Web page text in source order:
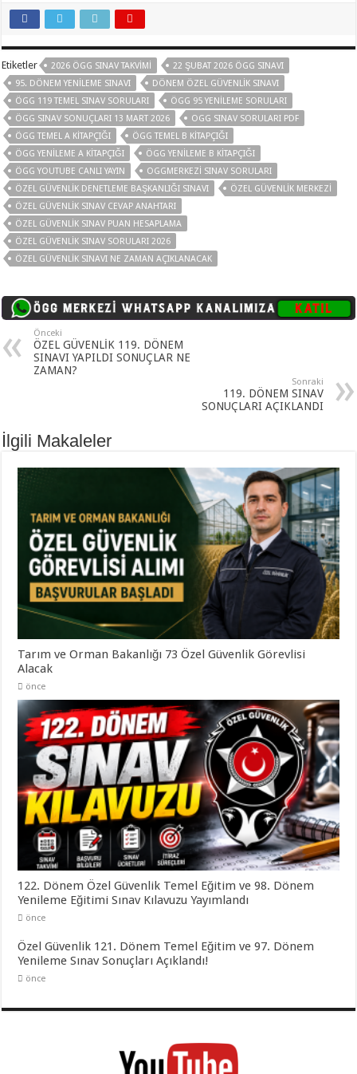
Etiketler 2026 ÖGG SINAV TAKVIMI
22 ŞUBAT 2026 ÖGG SINAVI
95. DÖNEM YENILEME SINAVI
DÖNEM ÖZEL GÜVENLIK SINAVI
ÖGG 119 TEMEL SINAV SORULARI
ÖGG 95 YENILEME SORULARI
ÖGG SINAV SONUÇLARI 13 MART 2026
OGG SINAV SORULARI PDF
ÖGG TEMEL A KITAPÇIĞI
ÖGG TEMEL B KITAPÇIĞI
ÖGG YENILEME A KITAPÇIĞI
ÖGG YENILEME B KITAPÇIĞI
ÖGG YOUTUBE CANLI YAYIN
OGGMERKEZI SINAV SORULARI
ÖZEL GÜVENLIK DENETLEME BAŞKANLIĞI SINAVI
ÖZEL GÜVENLIK MERKEZI
ÖZEL GÜVENLIK SINAV CEVAP ANAHTARI
ÖZEL GÜVENLIK SINAV PUAN HESAPLAMA
ÖZEL GÜVENLIK SINAV SORULARI 2026
ÖZEL GÜVENLIK SINAVI NE ZAMAN AÇIKLANACAK
Önceki
ÖZEL GÜVENLİK 119. DÖNEM
SINAVI YAPILDI SONUÇLAR NE
ZAMAN?
Sonraki
119. DÖNEM SINAV
SONUÇLARI AÇIKLANDI
İlgili Makaleler
Tarım ve Orman Bakanlığı 73 Özel Güvenlik Görevlisi
Alacak
önce
122. Dönem Özel Güvenlik Temel Eğitim ve 98. Dönem
Yenileme Eğitimi Sınav Kılavuzu Yayımlandı
önce
Özel Güvenlik 121. Dönem Temel Eğitim ve 97. Dönem
Yenileme Sınav Sonuçları Açıklandı!
önce